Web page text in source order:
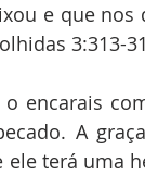
e que
3:313-
encarais
A
terá uma